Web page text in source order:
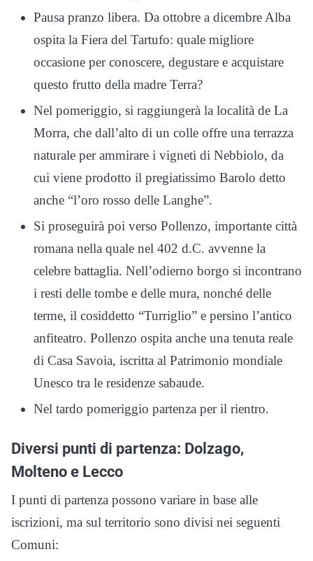
Pausa pranzo libera. Da ottobre a dicembre Alba
ospita la Fiera del Tartufo: quale migliore
occasione per conoscere, degustare e acquistare
questo frutto della madre Terra?
Nel pomeriggio, si raggiungerà la località de La
Morra, che dall’alto di un colle offre una terrazza
naturale per ammirare i vigneti di Nebbiolo, da
cui viene prodotto il pregiatissimo Barolo detto
anche “l’oro rosso delle Langhe”.
Si proseguirà poi verso Pollenzo, importante città
romana nella quale nel 402 d.C. avvenne la
celebre battaglia. Nell’odierno borgo si incontrano
i resti delle tombe e delle mura, nonché delle
terme, il cosiddetto “Turriglio” e persino l’antico
anfiteatro. Pollenzo ospita anche una tenuta reale
di Casa Savoia, iscritta al Patrimonio mondiale
Unesco tra le residenze sabaude.
Nel tardo pomeriggio partenza per il rientro.
Diversi punti di partenza: Dolzago,
Molteno e Lecco
I punti di partenza possono variare in base alle
iscrizioni, ma sul territorio sono divisi nei seguenti
Comuni: